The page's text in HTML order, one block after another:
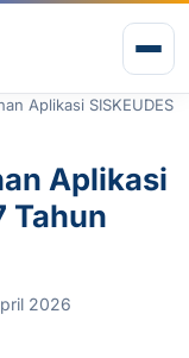
Aplikasi SISKEUDES
Aplikasi
Tahun
2026